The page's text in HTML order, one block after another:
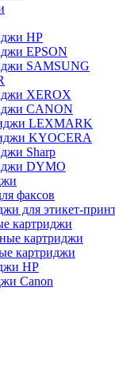
HP
EPSON
SAMSUNG
XEROX
CANON
LEXMARK
KYOCERA
Sharp
DYMO
факсов
для этикет-
картриджи
картриджи
картриджи
HP
Canon